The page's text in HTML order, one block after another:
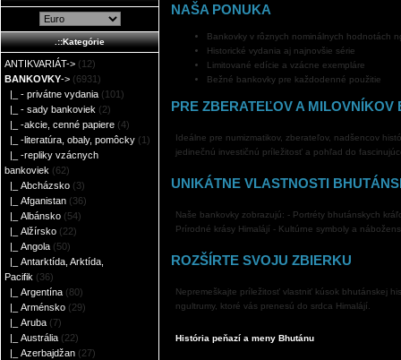
.::Kategórie
ANTIKVARIÁT-> (12)
BANKOVKY-> (6931)
|_ - privátne vydania (101)
|_ - sady bankoviek (2)
|_ -akcie, cenné papiere (4)
|_ -literatúra, obaly, pomôcky (1)
|_ -repliky vzácnych
bankoviek (62)
|_ Abcházsko (3)
|_ Afganistan (36)
|_ Albánsko (54)
|_ Alžírsko (22)
|_ Angola (50)
|_ Antarktída, Arktída,
Pacifik (36)
|_ Argentína (80)
|_ Arménsko (29)
|_ Aruba (7)
|_ Austrália (22)
|_ Azerbajdžan (27)
NAŠA PONUKA
Bankovky v rôznych nominálnych hodnotách
Historické vydania aj najnovšie série
Limitované edície a vzácne exempláre
Bežné bankovky pre každodenné použitie
PRE ZBERATEĽOV A MILOVNÍKOV
Ideálne pre numizmatikov, zberateľov, nadšencov
jedinečnú investičnú príležitosť a pohľad do
UNIKÁTNE VLASTNOSTI
Naše bankovky zobrazujú: - Portréty bhutánskych
Prírodné krásy Himalájí - Kultúrne symboly a
ROZŠÍRTE SVOJU ZBIERKU
Nepremeškajte príležitosť vlastniť kúsok bhutánskej
ngultrumy, ktoré vás prenesú do srdca Himalájí.
História peňazí a meny Bhutánu